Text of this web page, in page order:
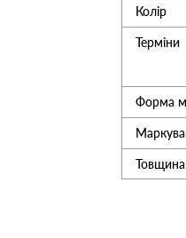
Колір
Терміни
Форма
Товщина